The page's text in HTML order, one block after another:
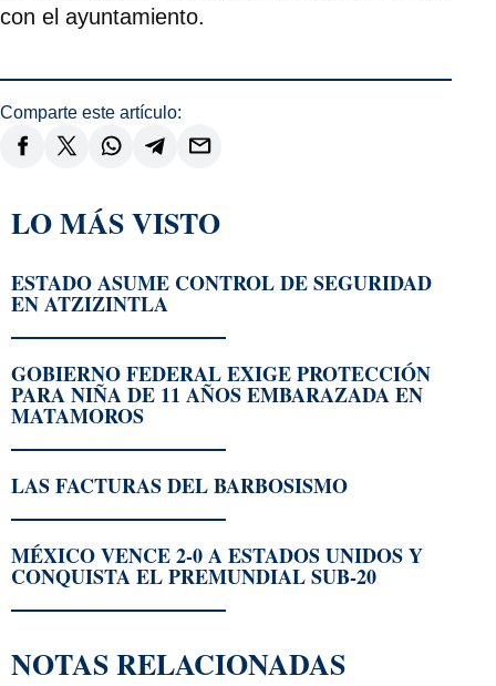
con el ayuntamiento.
Comparte este artículo:
LO MÁS VISTO
ESTADO ASUME CONTROL DE SEGURIDAD
EN ATZIZINTLA
GOBIERNO FEDERAL EXIGE PROTECCIÓN
PARA NIÑA DE 11 AÑOS EMBARAZADA EN
MATAMOROS
LAS FACTURAS DEL BARBOSISMO
MÉXICO VENCE 2-0 A ESTADOS UNIDOS Y
CONQUISTA EL PREMUNDIAL SUB-20
NOTAS RELACIONADAS